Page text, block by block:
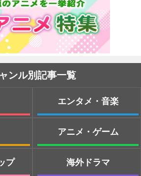
ンル別記事一覧
プ
エンタメ・音楽
アニメ・ゲーム
海外ドラマ